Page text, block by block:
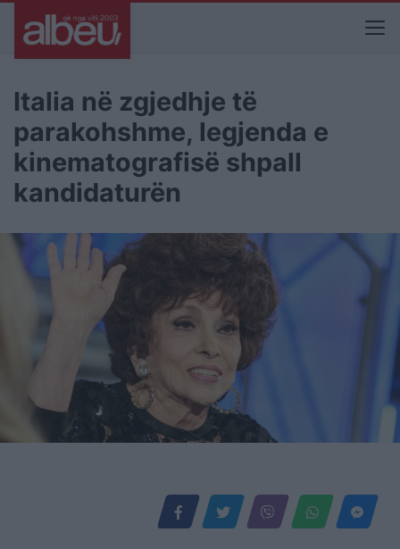
Italia në zgjedhje të
parakohshme, legjenda e
kinematografisë shpall
kandidaturën